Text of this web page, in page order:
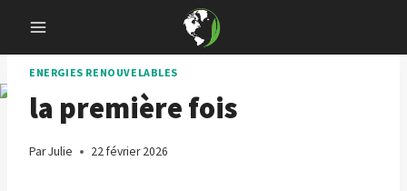
content
ENERGIES RENOUVELABLES
la première fois
ParJulie 22 février 2026